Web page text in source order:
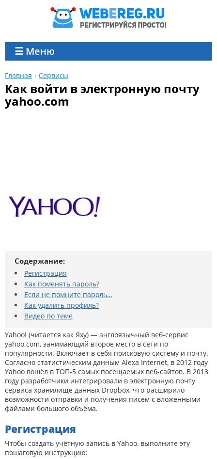
☰ Меню
Главная Сервисы
Как войти в электронную почту
yahoo.com
Содержание:
Регистрация
Как поменять пароль?
Если не помните пароль…
Как удалить профиль?
Видео по теме
Yahoo! (читается как Яху) — англоязычный веб-сервис
yahoo.com, занимающий второе место в сети по
популярности. Включает в себя поисковую систему и почту.
Согласно статистическим данным Alexa Internet, в 2012 году
Yahoo вошёл в ТОП-5 самых посещаемых веб-сайтов. В 2013
году разработчики интегрировали в электронную почту
сервиса хранилище данных Dropbox, что расширило
возможности отправки и получения писем с вложенными
файлами большого объёма.
Регистрация
Чтобы создать учётную запись в Yahoo, выполните эту
пошаговую инструкцию: